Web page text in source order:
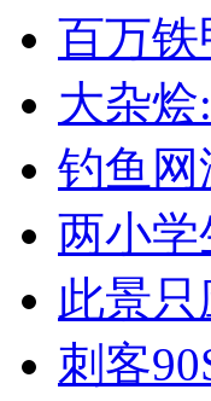
百万
大杂
钓鱼
两小
此景
刺客